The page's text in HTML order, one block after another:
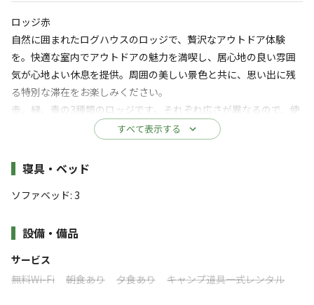
ロッジ赤
自然に囲まれたログハウスのロッジで、贅沢なアウトドア体験
を。快適な室内でアウトドアの魅力を満喫し、居心地の良い雰囲
気が心地よい休息を提供。周囲の美しい景色と共に、思い出に残
る特別な滞在をお楽しみください。
赤、緑、青の3種類のロッジです。それぞれ広さが異なるので、使
用人数に合わせてお選びください。全棟、トイレ・バス(アミニテ
ィ付き)/冷暖房/冷蔵庫完備です。
当キャンプ場の特徴と利用メリット
✅ 都内、都心から１時間ちょっとで楽しめる！
✅ ひと気のない山間のひっそりした林間サイト！
✅ 周りに灯りがないので星空がきれい！
✅ 棚田の段差を活用してサイト区画分け！
すべて表示する
施設詳細
寝具・ベッド
ソファベッド: 3
設備・備品
サービス
無料Wi-Fi
朝食あり 夕食あり キャンプ道具一式レンタル
駐車場 売店
コインシャワー 自動販売機
※詳しくは「キャンプ場情報 」をご確認ください。
都心から1時間ちょっとで来れる棚田を生かした
フィールドの自然を満喫できるキャンプ場です。
夜は満天の星空をお楽しみ下さい。
まだまだ未完成な部分もありますが、日々サイト、施設も
アップグレードしております。ソロの方にお勧めなフリー
お勧めなオートサイト、ロッジもご用意しました。
このキャンプ場の特徴